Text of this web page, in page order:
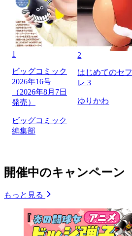
1
ビッグコミック
2026年16号
（2026年8月7日
発売）
ビッグコミック
編集部
2
はじめてのセフ
レ 3
ゆりかわ
開催中のキャンペーン
もっと見る